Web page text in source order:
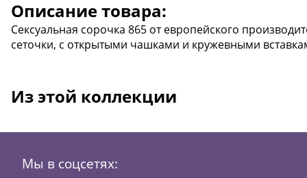
Описание товара:
Сексуальная сорочка 865 от европейского
сеточки, с открытыми чашками и кружевными
Из этой коллекции
Мы в соцсетях: